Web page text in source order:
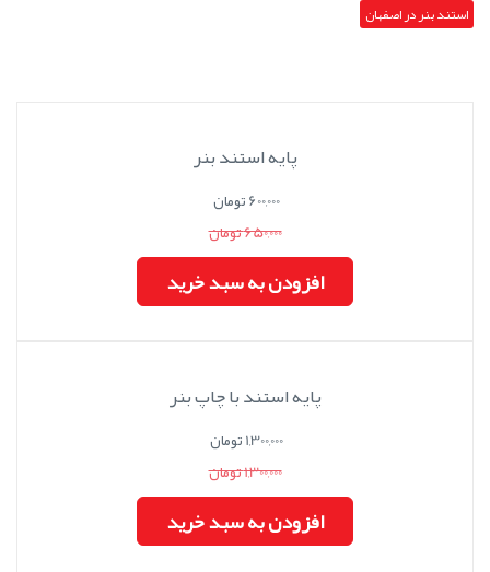
استند بنر در اصفهان
پایه استند بنر
600,000 تومان
650,000 تومان
افزودن به سبد خرید
پایه استند با چاپ بنر
1,300,000 تومان
1,300,000 تومان
افزودن به سبد خرید